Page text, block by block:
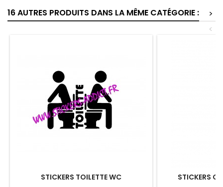
16 AUTRES PRODUITS DANS LA MÊME CATÉGORIE :
>
<
STICKERS TOILETTE WC STICKERS